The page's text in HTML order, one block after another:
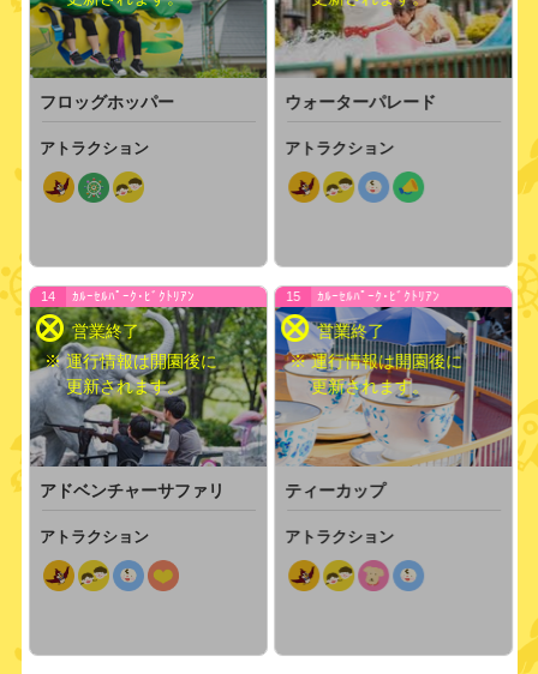
フロッグホッパー
アトラクション
ウォーターパレード
アトラクション
14 ｶﾙｰｾﾙﾊﾟｰｸ･ﾋﾞｸﾄﾘｱﾝ
※ 運行情報は開園後に
更新されます。
アドベンチャーサファリ
アトラクション
15 ｶﾙｰｾﾙﾊﾟｰｸ･ﾋﾞｸﾄﾘｱﾝ
※ 運行情報は開園後に
更新されます。
ティーカップ
アトラクション